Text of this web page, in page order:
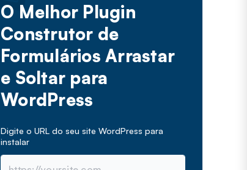
O Melhor Plugin
Construtor de
Formulários Arrastar
e Soltar para
WordPress
Digite o URL do seu site WordPress para
instalar